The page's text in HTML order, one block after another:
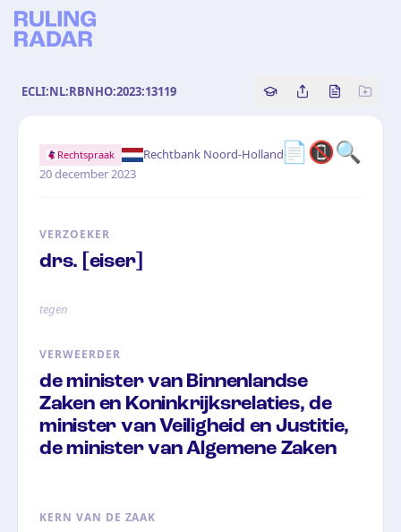
ECLI:NL:RBNHO:2023:13119 Copy source
Share this
Bekijk
📄📵🔍
Rechtspraak Rechtbank Noord-Holland·
20 december 2023
VERZOEKER
drs. [eiser]
tegen
VERWEERDER
de minister van Binnenlandse
Zaken en Koninkrijksrelaties, de
minister van Veiligheid en Justitie,
de minister van Algemene Zaken
KERN VAN DE ZAAK